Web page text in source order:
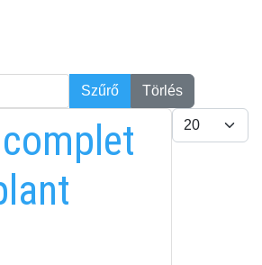
Szűrő
Törlés
Tételek #